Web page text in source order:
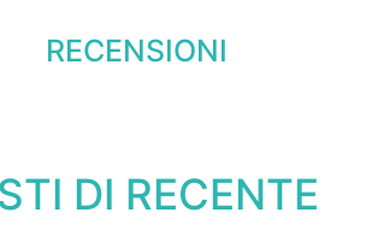
RECENSIONI
DI RECENTE